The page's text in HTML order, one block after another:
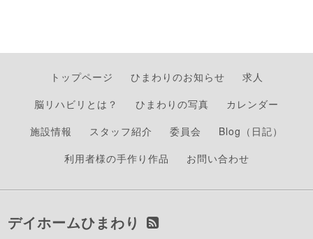
トップページ ひまわりのお知らせ
求人
脳リハビリとは？
ひまわりの写真
カレンダー
施設情報
スタッフ紹介 委員会
Blog（日記）
利用者様の手作り作品
お問い合わせ
デイホームひまわり